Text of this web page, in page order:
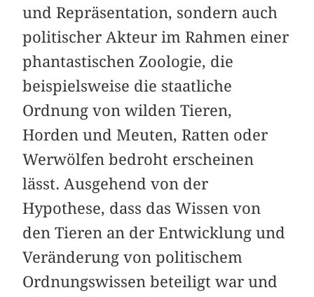
und Repräsentation, sondern auch
politischer Akteur im Rahmen einer
phantastischen Zoologie, die
beispielsweise die staatliche
Ordnung von wilden Tieren,
Horden und Meuten, Ratten oder
Werwölfen bedroht erscheinen
lässt. Ausgehend von der
Hypothese, dass das Wissen von
den Tieren an der Entwicklung und
Veränderung von politischem
Ordnungswissen beteiligt war und